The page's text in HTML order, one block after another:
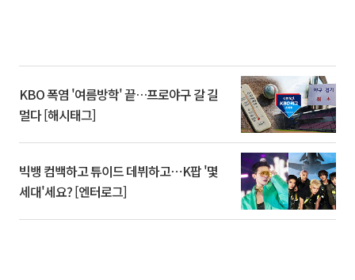
KBO 폭염 '여름방학' 끝…프로야구 갈 길
멀다 [해시태그]
빅뱅 컴백하고 튜이드 데뷔하고⋯K팝 '몇
세대'세요? [엔터로그]